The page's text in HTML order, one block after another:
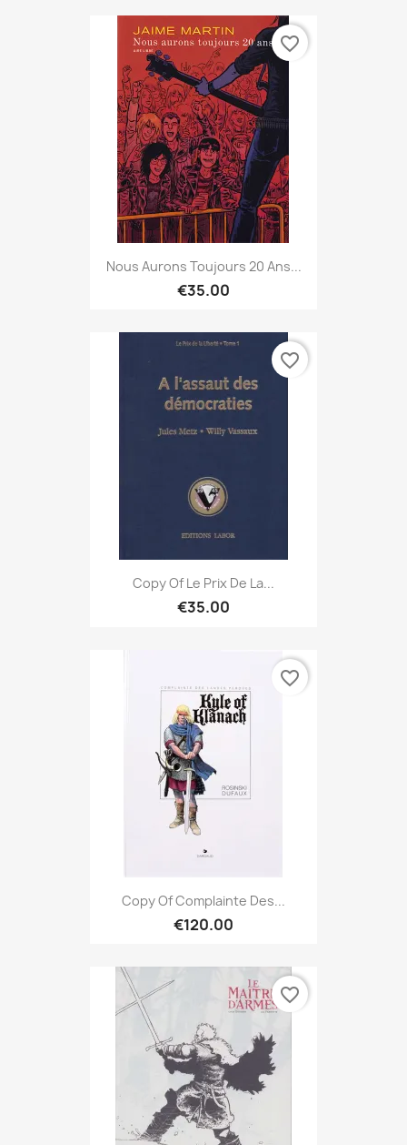
Nous Aurons Toujours 20 Ans...
€35.00
favorite_border
Copy Of Le Prix De La...
€35.00
favorite_border
Copy Of Complainte Des...
€120.00
favorite_border
favorite_border